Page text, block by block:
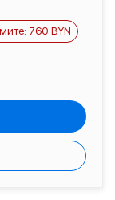
760 BYN